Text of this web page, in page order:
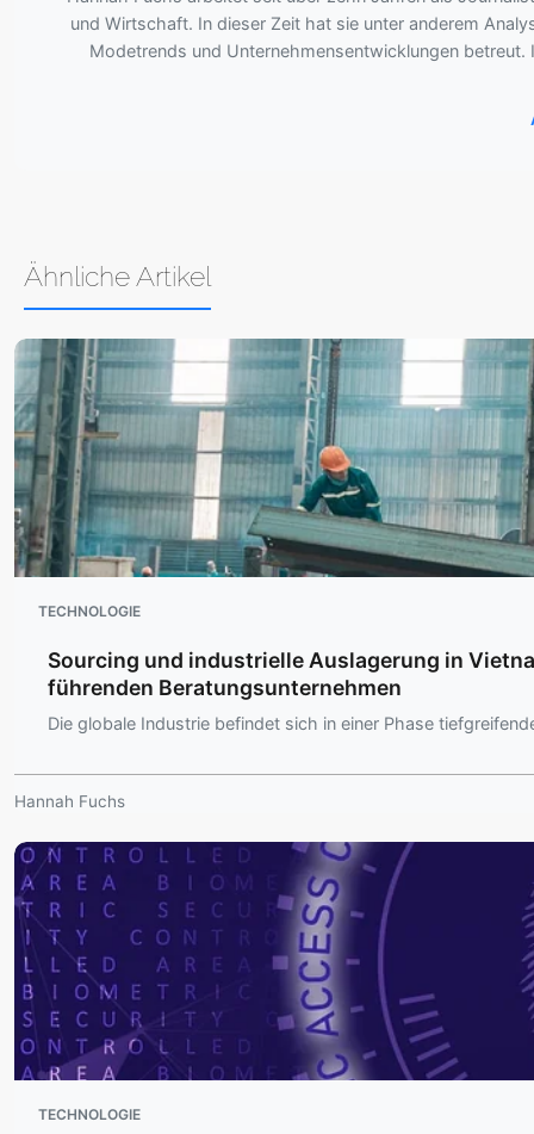
und Wirtschaft. In dieser Zeit hat sie unter anderem
Modetrends und Unternehmensentwicklungen
Ähnliche Artikel
TECHNOLOGIE
Sourcing und industrielle Auslagerung in
führenden Beratungsunternehmen
Die globale Industrie befindet sich in einer Phase
Hannah Fuchs
TECHNOLOGIE